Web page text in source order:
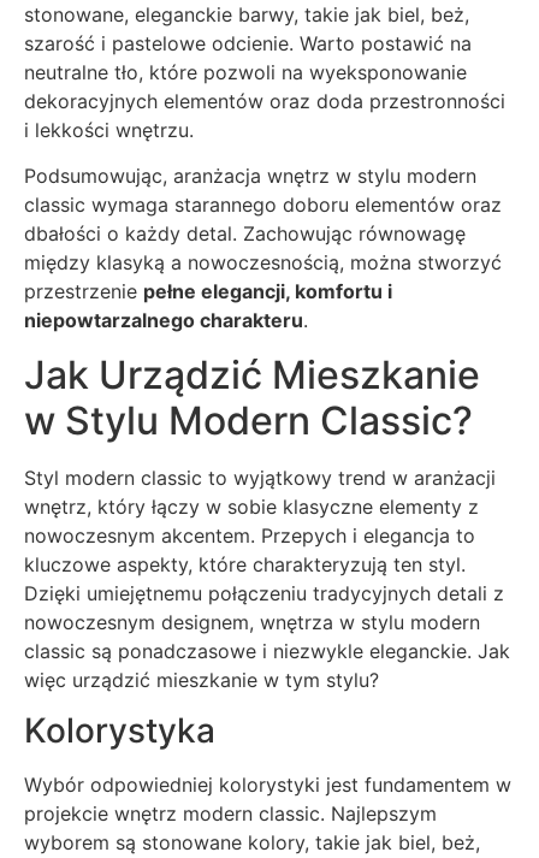
stonowane, eleganckie barwy, takie jak biel, beż,
szarość i pastelowe odcienie. Warto postawić na
neutralne tło, które pozwoli na wyeksponowanie
dekoracyjnych elementów oraz doda przestronności
i lekkości wnętrzu.
Podsumowując, aranżacja wnętrz w stylu modern
classic wymaga starannego doboru elementów oraz
dbałości o każdy detal. Zachowując równowagę
między klasyką a nowoczesnością, można stworzyć
przestrzenie pełne elegancji, komfortu i
niepowtarzalnego charakteru.
Jak Urządzić Mieszkanie
w Stylu Modern Classic?
Styl modern classic to wyjątkowy trend w aranżacji
wnętrz, który łączy w sobie klasyczne elementy z
nowoczesnym akcentem. Przepych i elegancja to
kluczowe aspekty, które charakteryzują ten styl.
Dzięki umiejętnemu połączeniu tradycyjnych detali z
nowoczesnym designem, wnętrza w stylu modern
classic są ponadczasowe i niezwykle eleganckie. Jak
więc urządzić mieszkanie w tym stylu?
Kolorystyka
Wybór odpowiedniej kolorystyki jest fundamentem w
projekcie wnętrz modern classic. Najlepszym
wyborem są stonowane kolory, takie jak biel, beż,